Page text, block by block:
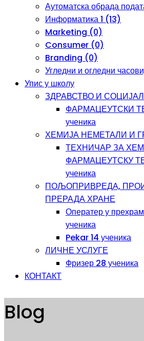
Аутоматска обрада
Информатика 1 (13)
Marketing (0)
Consumer (0)
Branding (0)
Угледни и огледни
Упис у школу
ЗДРАВСТВО И
ФАРМАЦЕУТСКИ
ученика
ХЕМИЈА НЕМЕТАЛИ И
ТЕХНИЧАР ЗА
ФАРМАЦЕУТСКУ
ученика
ПОЉОПРИВРЕДА,
ПРЕРАДА ХРАНЕ
Оператер у
ученика
Pekar 14 ученика
ЛИЧНЕ УСЛУГЕ
Фризер 28 ученика
КОНТАКТ
Blog